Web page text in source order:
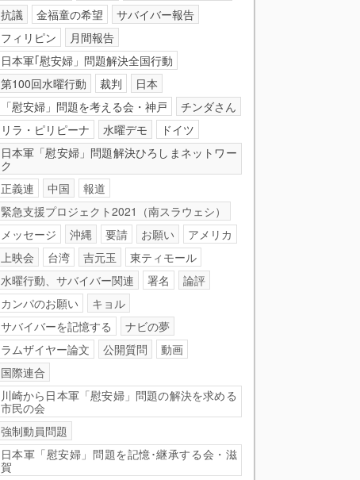
抗議
金福童の希望
サバイバー報告
フィリピン
月間報告
日本軍｢慰安婦」問題解決全国行動
第100回水曜行動
裁判
日本
「慰安婦」問題を考える会・神戸
チンダさん
リラ・ピリピーナ
水曜デモ
ドイツ
日本軍「慰安婦」問題解決ひろしまネットワー
ク
正義連
中国
報道
緊急支援プロジェクト2021（南スラウェシ）
メッセージ
沖縄 要請 お願い
アメリカ
上映会
台湾 吉元玉
東ティモール
水曜行動、サバイバー関連
署名
論評
カンパのお願い
キョル
サバイバーを記憶する
ナビの夢
ラムザイヤー論文
公開質問
動画
国際連合
川崎から日本軍「慰安婦」問題の解決を求める
市民の会
強制動員問題
日本軍「慰安婦」問題を記憶･継承する会・滋
賀